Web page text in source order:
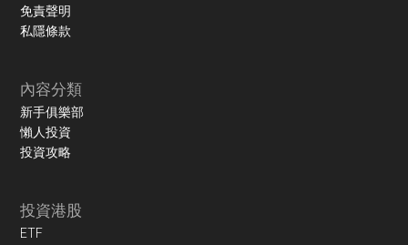
免責聲明
私隱條款
內容分類
新手俱樂部
懶人投資
投資攻略
投資港股
ETF